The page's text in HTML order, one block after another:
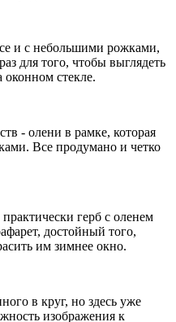
и с небольшими рожками,
для того, чтобы выглядеть
стекле.
- олени в рамке, которая
Все продумано и четко
герб с оленем
достойный того,
им зимнее окно.
в круг, но здесь уже
изображения к